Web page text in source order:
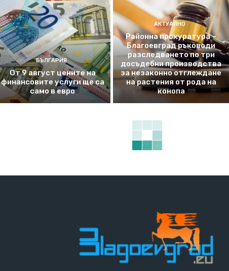
БЪЛГАРИЯ
От 9 август цените на
финансовите услуги ще са
само в евро
АКТУАЛНО
Районна прокуратура –
Благоевград ръководи
разследването по три
досъдебни производства
за незаконно отглеждане
на растения от рода на
конопа